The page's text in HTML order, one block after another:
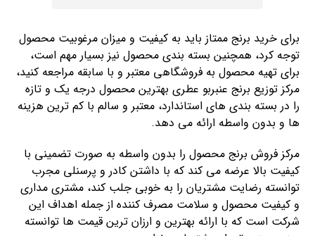
برای خرید برنج ممتاز باید به کیفیت و میزان مرغوبیت محصول
توجه کرد، همچنین بسته بندی محصول نیز بسیار مهم است،
برای تهیه محصول به فروشگاهی معتبر و با سابقه مراجعه کنید،
مرکز توزیع برنج عنبربو عطری بهترین محصول درجه یک و تازه
را در بسته بندی های استاندارد، معتبر و سالم با کم ترین هزینه
ها و بدون واسطه ارائه می دهد.
مرکز فروش برنج محصول را بدون واسطه به صورت تضمینی با
کیفیت بالا عرضه می کند که با داشتن کادر و پرسنلی مجرب
توانسته رضایت مشتریان را به خوبی جلب کند، مشتری‌ مداری
و کیفیت محصول و سلامت مصرف کننده از جمله اهداف این
شرکت است که با ارائه بهترین و ارزان ترین قیمت ها توانسته